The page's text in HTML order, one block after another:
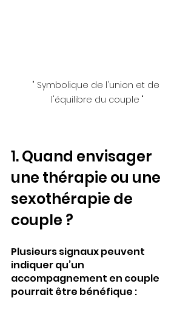
" Symbolique de l'union et de
l'équilibre du couple "
1. Quand envisager
une thérapie ou une
sexothérapie de
couple ?
Plusieurs signaux peuvent
indiquer qu’un
accompagnement en couple
pourrait être bénéfique :